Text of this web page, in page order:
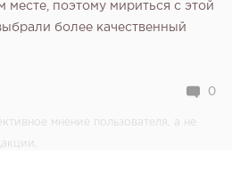
месте, поэтому мириться с этой
более качественный
0
мнение пользователя, а не